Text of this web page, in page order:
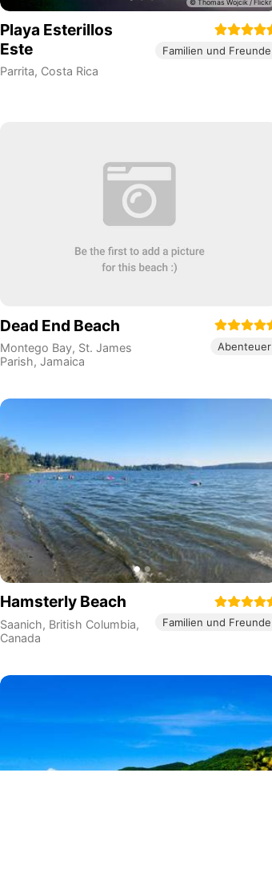
Playa Esterillos
Este
Parrita, Costa Rica
Familien und Freunde
Dead End Beach
Montego Bay, St. James
Parish, Jamaica
Abenteuer
Hamsterly Beach
Saanich, British Columbia,
Canada
Familien und Freunde